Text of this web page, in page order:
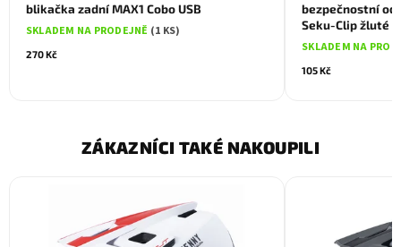
blikačka zadní MAX1 Cobo USB
SKLADEM NA PRODEJNĚ (1 KS)
270 Kč
bezpečnostní
Seku-Clip žluté
SKLADEM NA
105 Kč
ZÁKAZNÍCI TAKÉ NAKOUPILI